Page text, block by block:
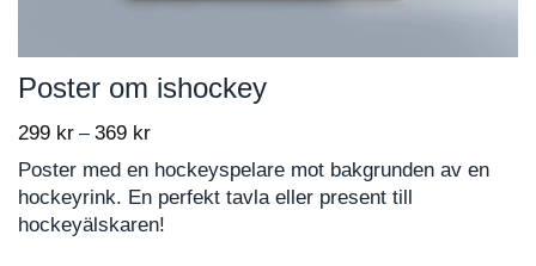
Poster om ishockey
299 kr – 369 krPrice
range:
through
369 kr
Poster med en hockeyspelare mot bakgrunden av en
hockeyrink. En perfekt tavla eller present till
hockeyälskaren!